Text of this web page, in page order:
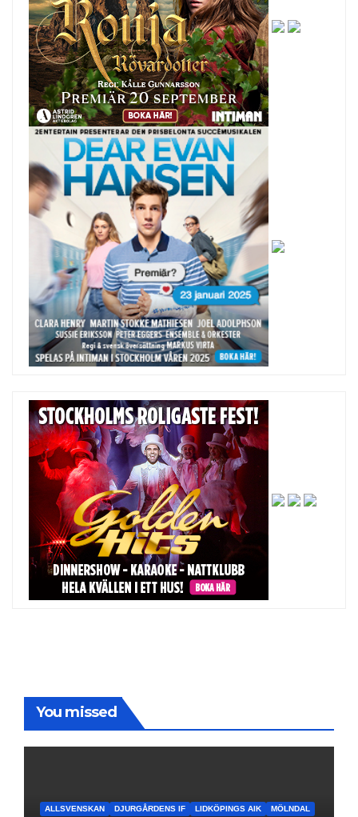
You missed
ALLSVENSKAN DJURGÅRDENS IF LIDKÖPINGS AIK MÖLNDAL